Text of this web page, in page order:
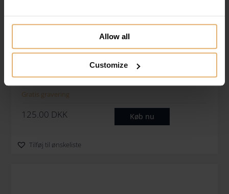
Allow all
Customize
H. C. Andersen Ophæng Mand Med Støvler
Gratis gravering
125.00 DKK Køb nu
Tilføj til ønskeliste